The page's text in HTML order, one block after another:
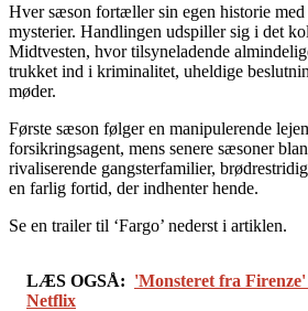
Hver sæson fortæller sin egen historie
mysterier. Handlingen udspiller sig i det
Midtvesten, hvor tilsyneladende
trukket ind i kriminalitet, uheldige
møder.
Første sæson følger en manipulerende
forsikringsagent, mens senere sæsoner
rivaliserende gangsterfamilier,
en farlig fortid, der indhenter hende.
Se en trailer til ‘Fargo’ nederst i artiklen.
LÆS OGSÅ: 'Monsteret fra
Netflix